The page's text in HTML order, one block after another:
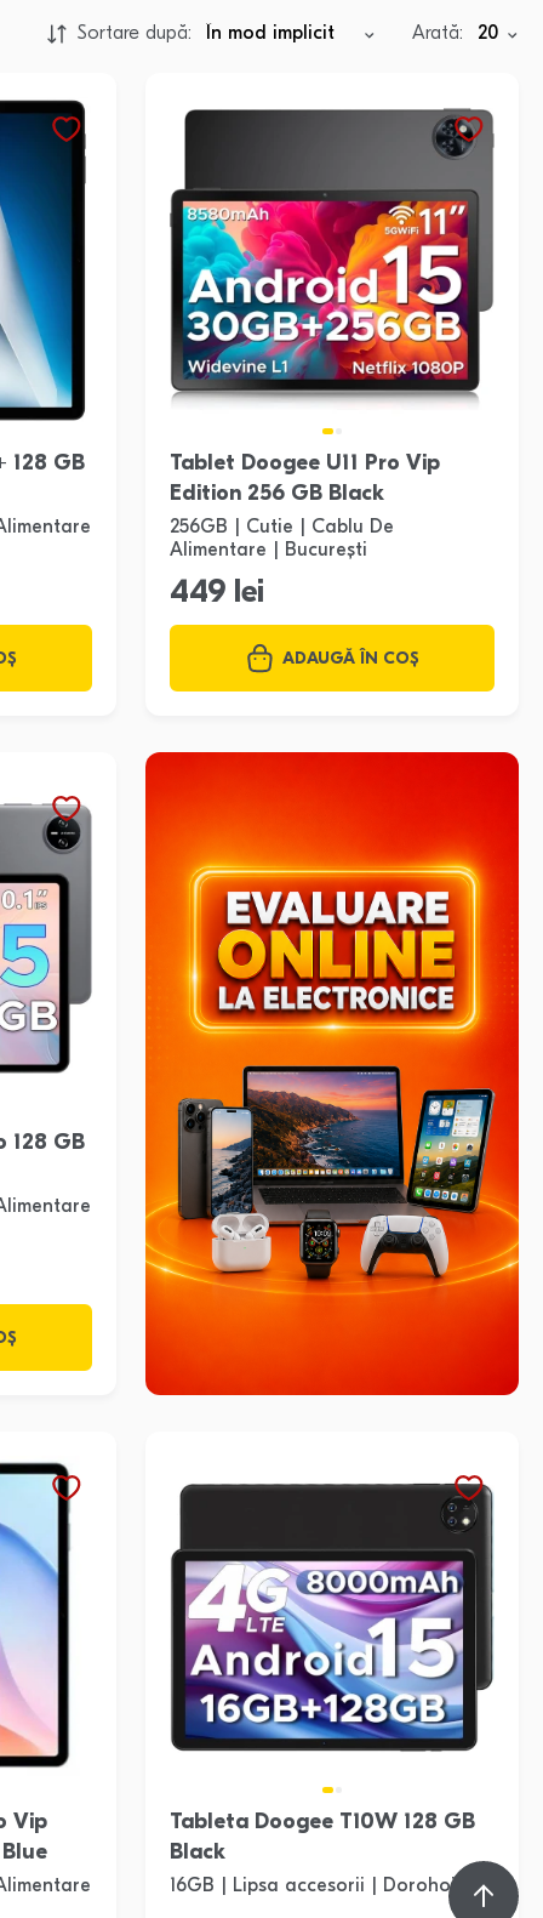
Sortare după: Arată:
128 GB
Tablet Doogee U11 Pro Vip
Edition 256 GB Black
256GB | Cutie | Cablu De
Alimentare | București
449 lei
ADAUGĂ ÎN COȘ
128 GB
Vip
Tableta Doogee T10W 128 GB
Black
16GB | Lipsa accesorii | Dorohoi